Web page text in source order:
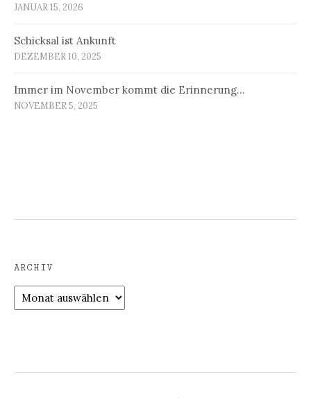
JANUAR 15, 2026
Schicksal ist Ankunft
DEZEMBER 10, 2025
Immer im November kommt die Erinnerung…
NOVEMBER 5, 2025
ARCHIV
Archiv